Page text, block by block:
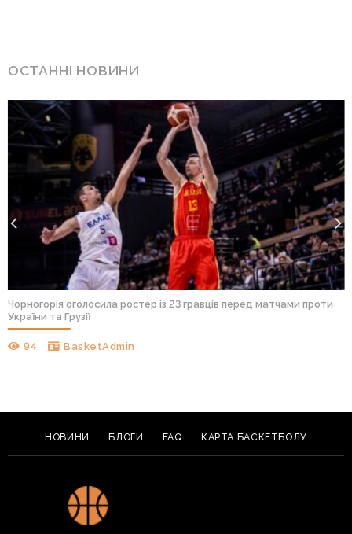
ОСТАННІ НОВИНИ
Чорногорія оголосила ростер із 23 гравців перед матчами проти
України та Грузії
94 BasketAdmin
НОВИНИ БЛОГИ FAQ КАРТА БАСКЕТБОЛУ